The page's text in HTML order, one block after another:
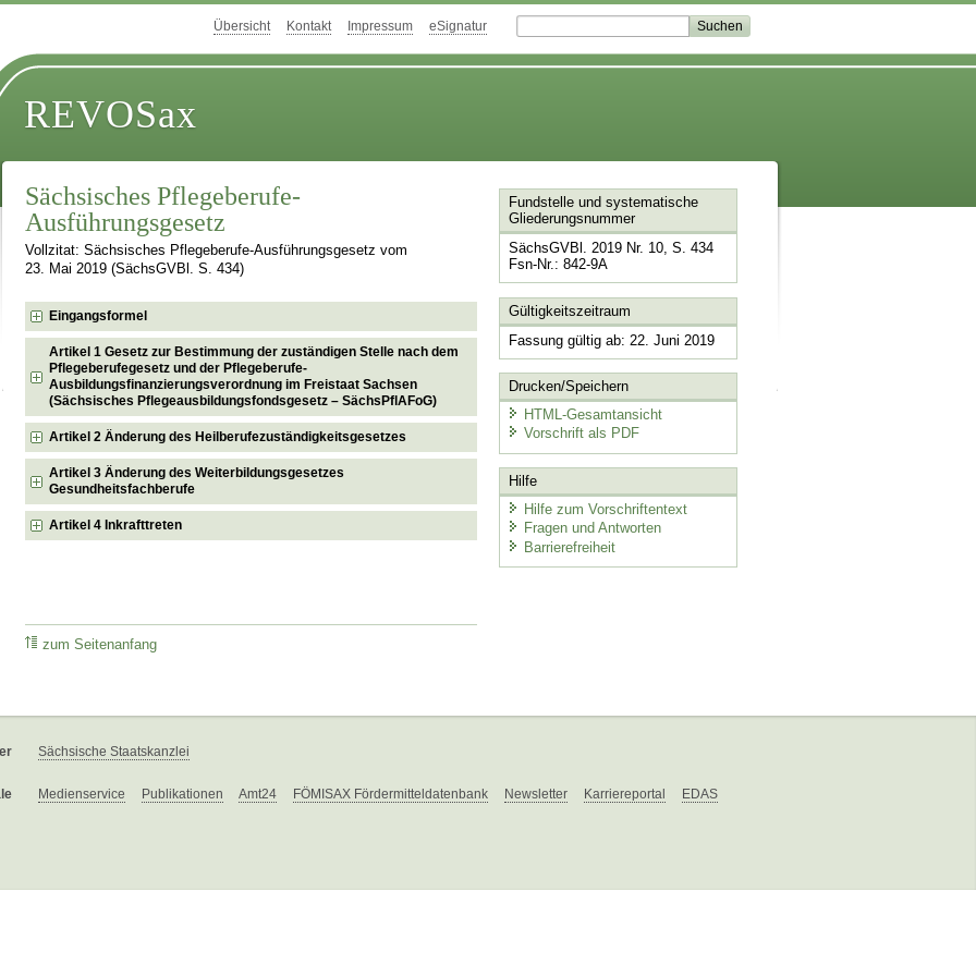
Übersicht Kontakt Impressum eSignatur
REVOSax
Sächsisches Pflegeberufe-
Ausführungsgesetz
Vollzitat: Sächsisches Pflegeberufe-Ausführungsgesetz vom
23. Mai 2019 (SächsGVBl. S. 434)
Eingangsformel
Artikel 1 Gesetz zur Bestimmung der zuständigen Stelle nach dem
Pflegeberufegesetz und der Pflegeberufe-
Ausbildungsfinanzierungsverordnung im Freistaat Sachsen
(Sächsisches Pflegeausbildungsfondsgesetz – SächsPflAFoG)
Artikel 2 Änderung des Heilberufezuständigkeitsgesetzes
Artikel 3 Änderung des Weiterbildungsgesetzes
Gesundheitsfachberufe
Artikel 4 Inkrafttreten
zum Seitenanfang
Fundstelle und systematische
Gliederungsnummer
SächsGVBl. 2019 Nr. 10, S. 434
Fsn-Nr.: 842-9A
Gültigkeitszeitraum
Fassung gültig ab: 22. Juni 2019
Drucken/Speichern
HTML-Gesamtansicht
Vorschrift als PDF
Hilfe
Hilfe zum Vorschriftentext
Fragen und Antworten
Barrierefreiheit
Sächsische Staatskanzlei
Medienservice Publikationen Amt24 FÖMISAX Fördermitteldatenbank Newsletter Karriereportal EDAS